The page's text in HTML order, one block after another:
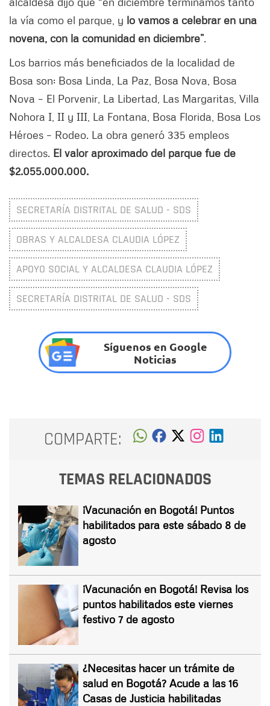
la vía como el parque, y lo vamos a celebrar en una
novena, con la comunidad en diciembre”.
Los barrios más beneficiados de la localidad de
Bosa son: Bosa Linda, La Paz, Bosa Nova, Bosa
Nova – El Porvenir, La Libertad, Las Margaritas, Villa
Nohora I, II y III, La Fontana, Bosa Florida, Bosa Los
Héroes – Rodeo. La obra generó 335 empleos
directos. El valor aproximado del parque fue de
$2.055.000.000.
SECRETARÍA DISTRITAL DE SALUD - SDS
OBRAS Y ALCALDESA CLAUDIA LÓPEZ
APOYO SOCIAL Y ALCALDESA CLAUDIA LÓPEZ
SECRETARÍA DISTRITAL DE SALUD - SDS
Síguenos en Google
Noticias
COMPARTE:
TEMAS RELACIONADOS
¡Vacunación en Bogotá! Puntos
habilitados para este sábado 8 de
agosto
¡Vacunación en Bogotá! Revisa los
puntos habilitados este viernes
festivo 7 de agosto
¿Necesitas hacer un trámite de
salud en Bogotá? Acude a las 16
Casas de Justicia habilitadas